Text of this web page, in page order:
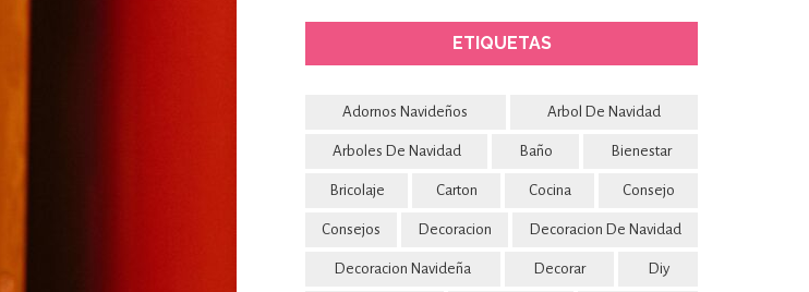
ETIQUETAS
Adornos Navideños Arbol De Navidad
Arboles De Navidad Baño Bienestar
Bricolaje Carton Cocina Consejo
Consejos Decoracion Decoracion De Navidad
Decoracion Navideña Decorar Diy